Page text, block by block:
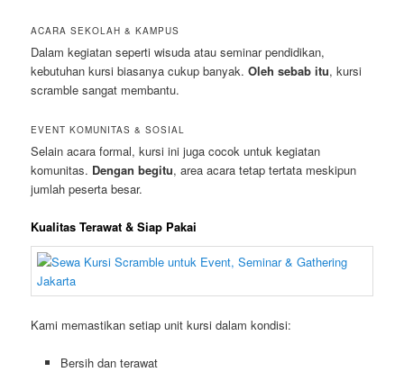
ACARA SEKOLAH & KAMPUS
Dalam kegiatan seperti wisuda atau seminar pendidikan,
kebutuhan kursi biasanya cukup banyak.Oleh sebab itu, kursi
scramble sangat membantu.
EVENT KOMUNITAS & SOSIAL
Selain acara formal, kursi ini juga cocok untuk kegiatan
komunitas. Dengan begitu, area acara tetap tertata meskipun
jumlah peserta besar.
Kualitas Terawat & Siap Pakai
Kami memastikan setiap unit kursi dalam kondisi:
Bersih dan terawat